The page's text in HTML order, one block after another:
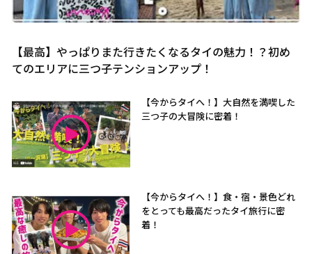
【最高】やっぱりまた行きたくなるタイの魅力！？初め
てのエリアに三つ子テンションアップ！
【今からタイへ！】大自然を満喫した
三つ子の大冒険に密着！
【今からタイへ！】食・宿・景色どれ
をとっても最高だったタイ旅行に密
着！